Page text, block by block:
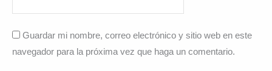
Guardar mi nombre, correo electrónico y sitio web en este
navegador para la próxima vez que haga un comentario.